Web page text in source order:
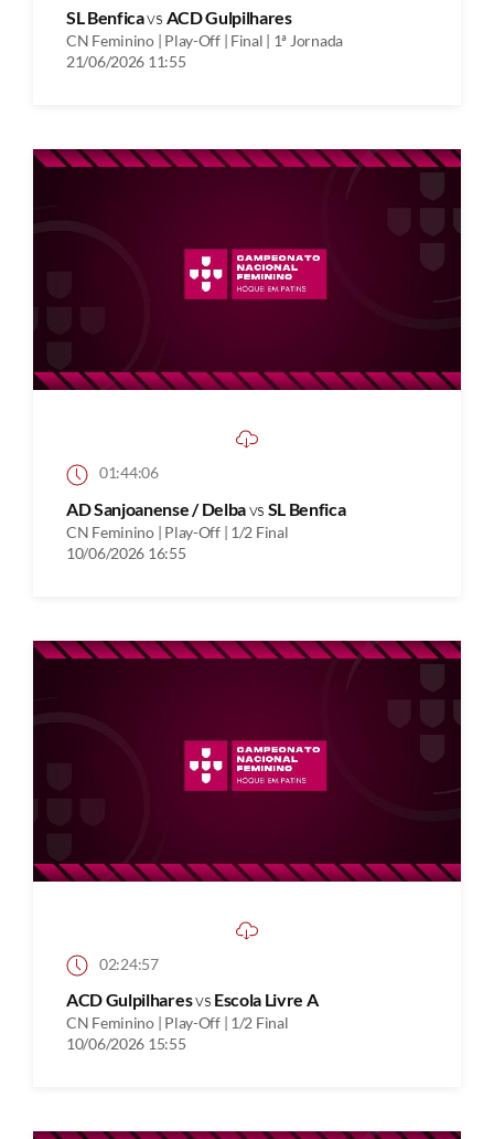
SL Benficavs ACD Gulpilhares
CN Feminino | Play-Off | Final | 1ª Jornada
21/06/2026 11:55
01:44:06
AD Sanjoanense / Delbavs SL Benfica
CN Feminino | Play-Off | 1/2 Final
10/06/2026 16:55
02:24:57
ACD Gulpilharesvs Escola Livre A
CN Feminino | Play-Off | 1/2 Final
10/06/2026 15:55